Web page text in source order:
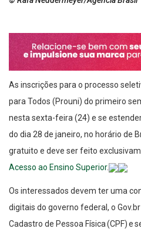
As inscrições para o processo
para Todos (Prouni) do primeiro
nesta sexta-feira (24) e se
do dia 28 de janeiro, no horário de
gratuito e deve ser feito
Acesso ao Ensino Superior.
Os interessados devem ter uma
digitais do governo federal, o
Cadastro de Pessoa Física (CPF) e